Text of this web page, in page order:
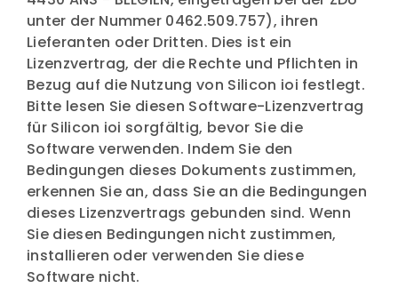
unter der Nummer 0462.509.757), ihren
Lieferanten oder Dritten. Dies ist ein
Lizenzvertrag, der die Rechte und Pflichten in
Bezug auf die Nutzung von Silicon ioi festlegt.
Bitte lesen Sie diesen Software-Lizenzvertrag
für Silicon ioi sorgfältig, bevor Sie die
Software verwenden. Indem Sie den
Bedingungen dieses Dokuments zustimmen,
erkennen Sie an, dass Sie an die Bedingungen
dieses Lizenzvertrags gebunden sind. Wenn
Sie diesen Bedingungen nicht zustimmen,
installieren oder verwenden Sie diese
Software nicht.